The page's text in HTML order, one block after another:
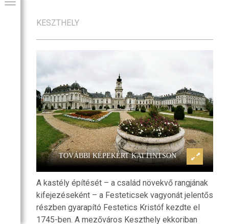
PROGRAM
KESZTHELY
TOVÁBBI KÉPEKÉRT KATTINTSON
Georgikon Keszthely, Festetics-kastély és
A kastély építését – a család növekvő rangjának
kifejezéseként – a Festeticsek vagyonát jelentős
részben gyarapító Festetics Kristóf kezdte el
1745-ben. A mezőváros Keszthely ekkoriban